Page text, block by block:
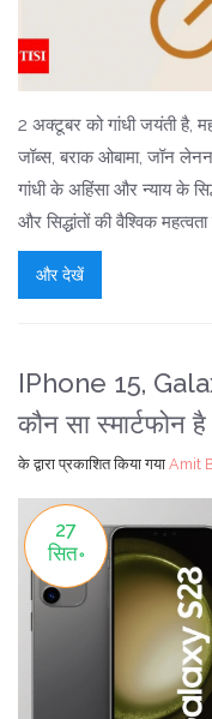
2 अक्टूबर को गांधी जयंती है,
जॉब्स, बराक ओबामा, जॉन
गांधी के अहिंसा और न्याय के
और सिद्धांतों की वैश्विक
और देखें
IPhone 15,
कौन सा स्मार्टफोन
के द्वारा प्रकाशित किया गया Amit
27
सित॰